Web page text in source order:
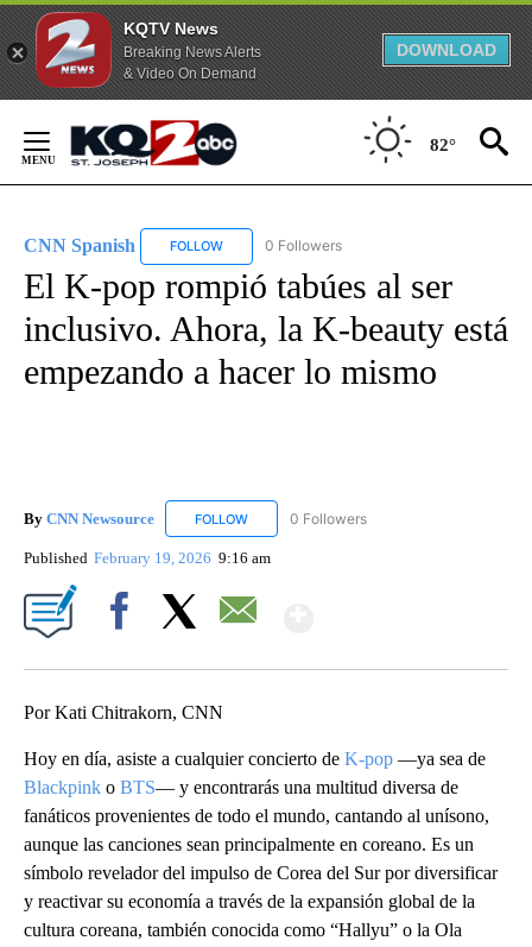
KQTV News
Breaking News Alerts
& Video On Demand
DOWNLOAD
Content
82°
CNN Spanish FOLLOW FOLLOW "CNN SPANISH" TO RECEIVE
0 Followers
El K-pop rompió tabúes al ser
inclusivo. Ahora, la K-beauty está
empezando a hacer lo mismo
By CNN Newsource FOLLOW FOLLOW "CNN NEWSOURCE" TO RECEIVE
0 Followers
Published February 19, 2026 9:16 am
Por Kati Chitrakorn, CNN
Hoy en día, asiste a cualquier concierto de K-pop —ya sea de
Blackpink o BTS— y encontrarás una multitud diversa de
fanáticos provenientes de todo el mundo, cantando al unísono,
aunque las canciones sean principalmente en coreano. Es un
símbolo revelador del impulso de Corea del Sur por diversificar
y reactivar su economía a través de la expansión global de la
cultura coreana, también conocida como “Hallyu” o la Ola